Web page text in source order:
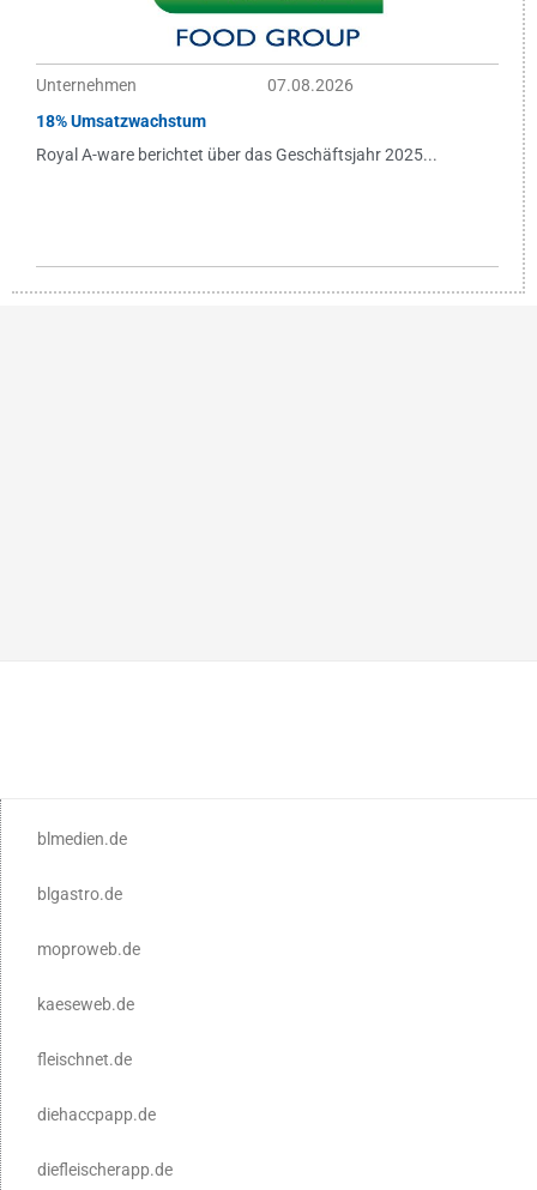
Unternehmen
07.08.2026
18% Umsatzwachstum
Royal A-ware berichtet über das Geschäftsjahr 2025...
blmedien.de
blgastro.de
moproweb.de
kaeseweb.de
fleischnet.de
diehaccpapp.de
diefleischerapp.de